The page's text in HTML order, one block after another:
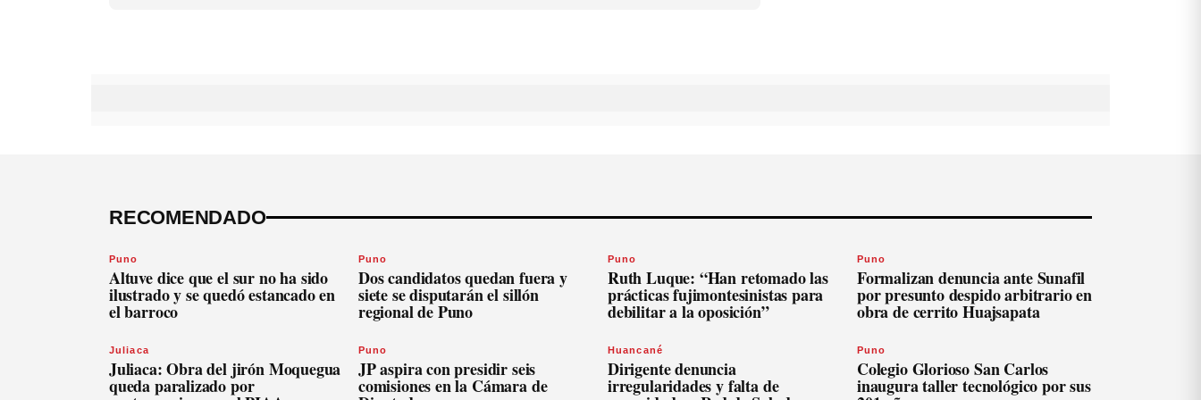
RECOMENDADO
Puno
Altuve dice que el sur no ha sido
ilustrado y se quedó estancado en
el barroco
Puno
Dos candidatos quedan fuera y
siete se disputarán el sillón
regional de Puno
Puno
Ruth Luque: “Han retomado las
prácticas fujimontesinistas para
debilitar a la oposición”
Puno
Formalizan denuncia ante Sunafil
por presunto despido arbitrario en
obra de cerrito Huajsapata
Juliaca
Juliaca: Obra del jirón Moquegua
queda paralizado por
Puno
JP aspira con presidir seis
comisiones en la Cámara de
Huancané
Dirigente denuncia
irregularidades y falta de
Puno
Colegio Glorioso San Carlos
inaugura taller tecnológico por sus